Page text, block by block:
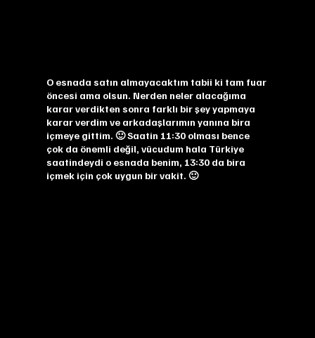
O esnada satın almayacaktım tabii ki tam fuar
öncesi ama olsun. Nerden neler alacağıma
karar verdikten sonra farklı bir şey yapmaya
karar verdim ve arkadaşlarımın yanına bira
içmeye gittim. 🙂 Saatin 11:30 olması bence
çok da önemli değil, vücudum hala Türkiye
saatindeydi o esnada benim, 13:30 da bira
içmek için çok uygun bir vakit. 🙂